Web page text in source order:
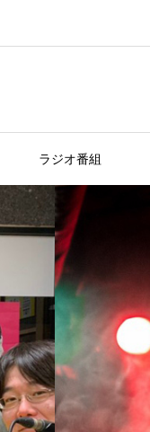
ラジオ番組